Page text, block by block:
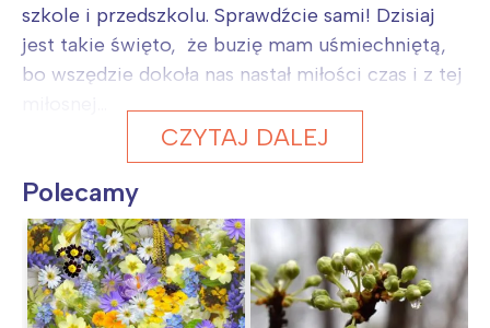
szkole i przedszkolu. Sprawdźcie sami! Dzisiaj
jest takie święto, że buzię mam uśmiechniętą,
bo wszędzie dokoła nas nastał miłości czas i z tej
CZYTAJ DALEJ
Polecamy